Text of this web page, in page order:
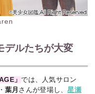
デルたちが大変
」 では、人気サロン
葉月 さんが登場し、星瀬